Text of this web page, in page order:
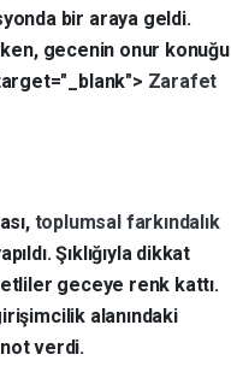
bir araya geldi.
gecenin onur konuğu
Zarafet
toplumsal farkındalık
Şıklığıyla dikkat
geceye renk kattı.
alanındaki
verdi.